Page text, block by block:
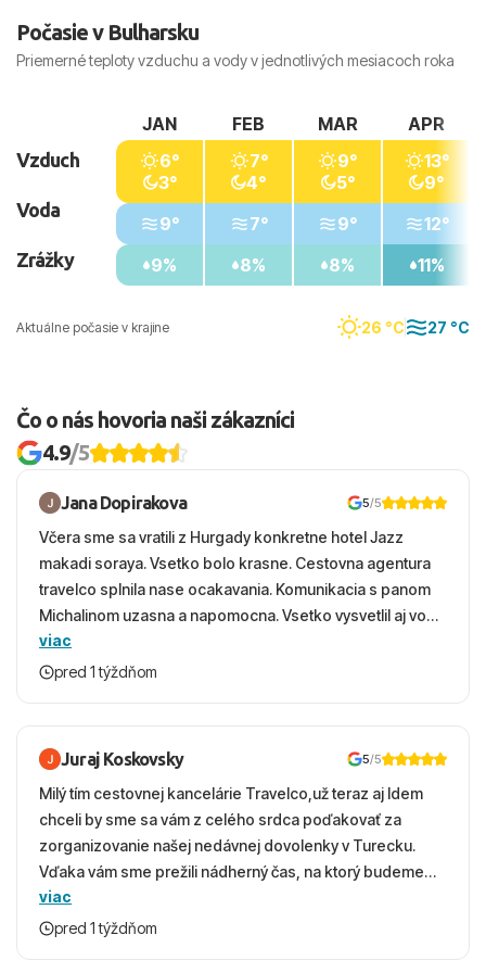
Počasie v Bulharsku
Priemerné teploty vzduchu a vody v jednotlivých mesiacoch roka
Aktuálne počasie v krajine 26 °C 27 °C
Vzduch
Voda
Zrážky
JAN
6°
3°
9°
9%
FEB
7°
4°
7°
8%
MAR
9°
5°
9°
8%
APR
13°
9°
12°
11%
Čo o nás hovoria naši zákazníci
4.9/5
Jana Dopirakova 5/5
Včera sme sa vratili z Hurgady konkretne hotel Jazz
makadi soraya. Vsetko bolo krasne. Cestovna agentura
travelco splnila nase ocakavania. Komunikacia s panom
Michalinom uzasna a napomocna. Vsetko vysvetlil aj vo
vecernych hodinach zaco sa ospravedlnujem. Hotel
krasny, cisty. Sluzby top. Strava, prostredie, more,
viac
pred 1 týždňom
Juraj Koskovsky 5/5
Milý tím cestovnej kancelárie Travelco,už teraz aj Idem
chceli by sme sa vám z celého srdca poďakovať za
zorganizovanie našej nedávnej dovolenky v Turecku.
Vďaka vám sme prežili nádherný čas, na ktorý budeme
ešte dlho s úsmevom spomínať. ​Všetko prebehlo
absolútne hladko – od prvotného výberu zájazdu, cez
viac
pred 1 týždňom